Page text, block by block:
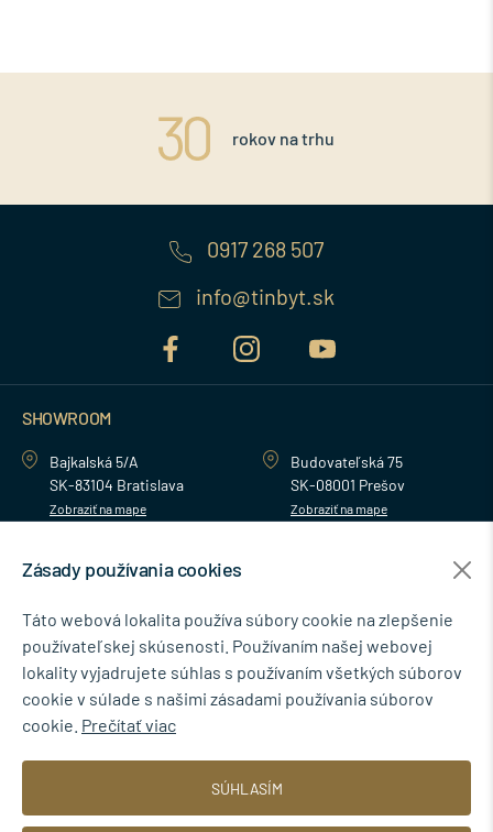
rokov na trhu
0917 268 507
info@tinbyt.sk
SHOWROOM
Bajkalská 5/A
SK-83104 Bratislava
Zobraziť na mape
Budovateľská 75
SK-08001 Prešov
Zobraziť na mape
NEWSLETTER
Zásady ochrany osobných údajov
Zásady používania cookies
Táto webová lokalita používa súbory cookie na zlepšenie
používateľskej skúsenosti. Používaním našej webovej
lokality vyjadrujete súhlas s používaním všetkých súborov
cookie v súlade s našimi zásadami používania súborov
cookie. Prečítať viac
SÚHLASÍM